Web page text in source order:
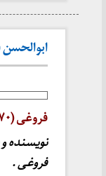
ابوالحسن
فروغی (۱۲۷۰-۱۳۳۸)
نویسنده
فروغی .